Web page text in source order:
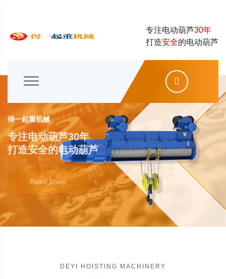
专注电动葫芦30年
打造安全的电动葫芦
得一起重机械
专注电动葫芦30年
打造安全的电动葫芦
Read More
DEYI HOISTING MACHINERY